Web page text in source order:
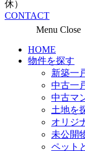
休）
CONTACT
Menu Close
HOME
物件を探す
新築一
中古一
中古マ
土地を
オリジ
未公開
ペット